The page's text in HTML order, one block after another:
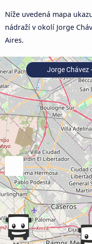
Níže uvedená mapa
nádraží v okolí Jorge
Aires.
Jorge Chávez